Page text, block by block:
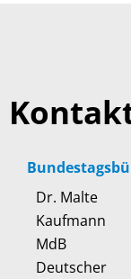
Dr. Malte
Kaufmann
MdB
Deutscher